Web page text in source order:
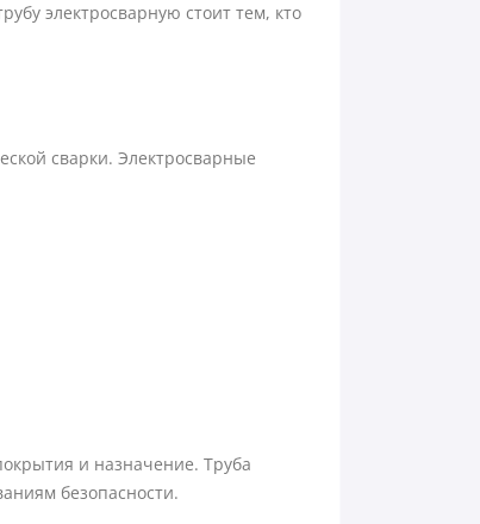
электросварную стоит тем, кто
сварки. Электросварные
и назначение. Труба
безопасности.